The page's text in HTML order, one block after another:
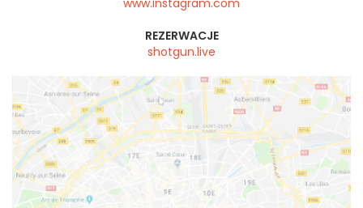
www.instagram.com
REZERWACJE
shotgun.live